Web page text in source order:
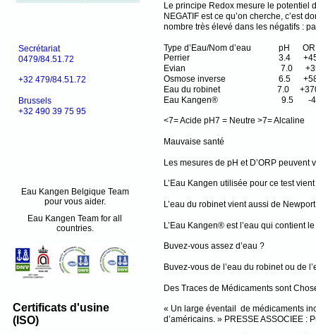
Secrétariat
0479/84.51.72
+32 479/84.51.72
Brussels
+32 490 39 75 95
Eau Kangen Belgique Team
pour vous aider.
Eau Kangen Team for all
countries.
Certificats d'usine
(ISO)
Le principe Redox mesure le potentiel
NEGATIF est ce qu’on cherche, c’est
nombre très élevé dans les négatifs :
Type d’Eau/Nom d’eau pH
Perrier 3.4 +457
Evian 7.0 +352
Osmose inverse 6.5
Eau du robinet 7.0
Eau Kangen® 9.5 -
<7= Acide pH7 = Neutre >7= Alcaline
Mauvaise santé
Les mesures de pH et D’ORP peuvent
L’Eau Kangen utilisée pour ce test
L’eau du robinet vient aussi de
L’Eau Kangen® est l’eau qui contient
Buvez-vous assez d’eau ?
Buvez-vous de l’eau du robinet ou de
Des Traces de Médicaments sont
« Un large éventail de médicaments
d’américains. » PRESSE ASSOCIEE :